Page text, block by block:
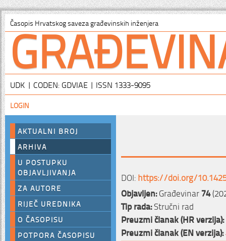
Časopis Hrvatskog saveza građevinskih inženjera
UDK | CODEN: GDVIAE | ISSN 1333-9095
LOGIN
AKTUALNI BROJ
ARHIVA
U POSTUPKU
OBJAVLJIVANJA
ZA AUTORE
RIJEČ UREDNIKA
O ČASOPISU
POTPORA ČASOPISU
DOI:https://doi.org/
Objavljen:Građevinar74
Tip rada:Stručni rad
Preuzmi članak (HR verzija):
Preuzmi članak (EN verzija):